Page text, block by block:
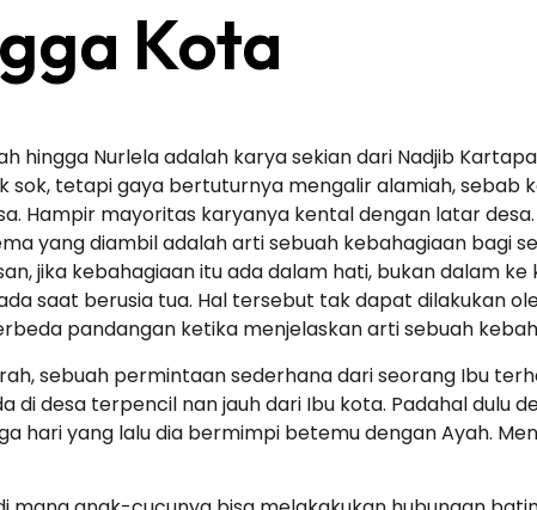
Kota
hingga Nurlela adalah karya sekian dari Nadjib
sok, tetapi gaya bertuturnya mengalir alamiah,
Hampir mayoritas karyanya kental dengan latar desa.
yang diambil adalah arti sebuah kebahagiaan bagi
jika kebahagiaan itu ada dalam hati, bukan dalam
saat berusia tua. Hal tersebut tak dapat dilakukan
pandangan ketika menjelaskan arti sebuah
sebuah permintaan sederhana dari seorang Ibu
di desa terpencil nan jauh dari Ibu kota. Padahal dulu
hari yang lalu dia bermimpi betemu dengan Ayah.